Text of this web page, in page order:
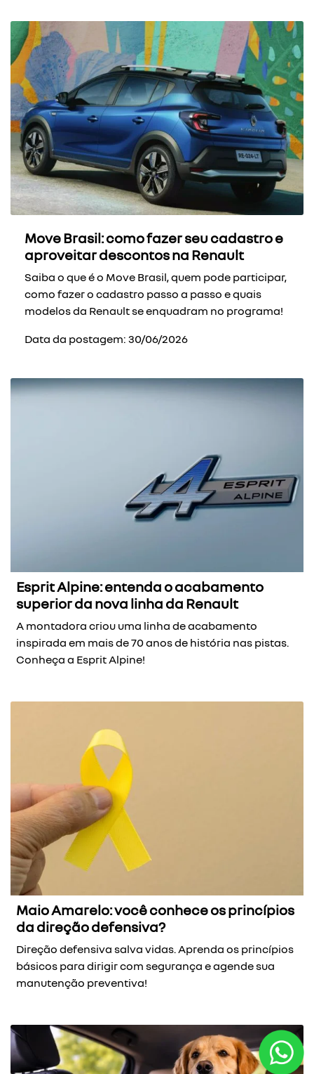
Move Brasil: como fazer seu cadastro e
aproveitar descontos na Renault
Saiba o que é o Move Brasil, quem pode participar,
como fazer o cadastro passo a passo e quais
modelos da Renault se enquadram no programa!
Data da postagem: 30/06/2026
Esprit Alpine: entenda o acabamento
superior da nova linha da Renault
A montadora criou uma linha de acabamento
inspirada em mais de 70 anos de história nas pistas.
Conheça a Esprit Alpine!
Maio Amarelo: você conhece os princípios
da direção defensiva?
Direção defensiva salva vidas. Aprenda os princípios
básicos para dirigir com segurança e agende sua
manutenção preventiva!